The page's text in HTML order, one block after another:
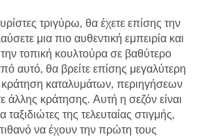
τριγύρω, θα έχετε επίσης την
μια πιο αυθεντική εμπειρία και
τοπική κουλτούρα σε βαθύτερο
αυτό, θα βρείτε επίσης μεγαλύτερη
κράτηση καταλυμάτων, περιηγήσεων
άλλης κράτησης. Αυτή η σεζόν είναι
ταξιδιώτες της τελευταίας στιγμής,
να έχουν την πρώτη τους